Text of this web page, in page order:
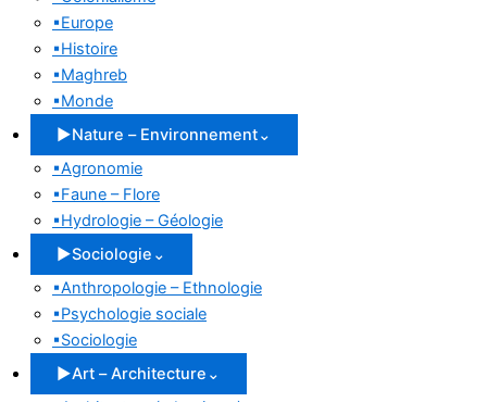
▪Europe
▪Histoire
▪Maghreb
▪Monde
▶Nature – Environnement⌄
▪Agronomie
▪Faune – Flore
▪Hydrologie – Géologie
▶Sociologie ⌄
▪Anthropologie – Ethnologie
▪Psychologie sociale
▪Sociologie
▶Art – Architecture ⌄